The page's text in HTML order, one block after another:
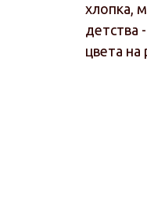
хлопка,
детства
цвета на